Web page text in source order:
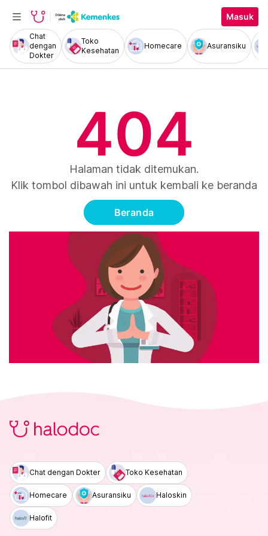
Masuk
Chat
dengan
Dokter
Toko
Kesehatan
Homecare Asuransiku
404
Halaman tidak ditemukan.
Klik tombol dibawah ini untuk kembali ke beranda
Beranda
Chat dengan Dokter Toko Kesehatan
Homecare Asuransiku Haloskin
Halofit